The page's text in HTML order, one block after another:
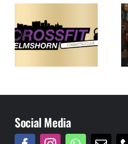
Social Media